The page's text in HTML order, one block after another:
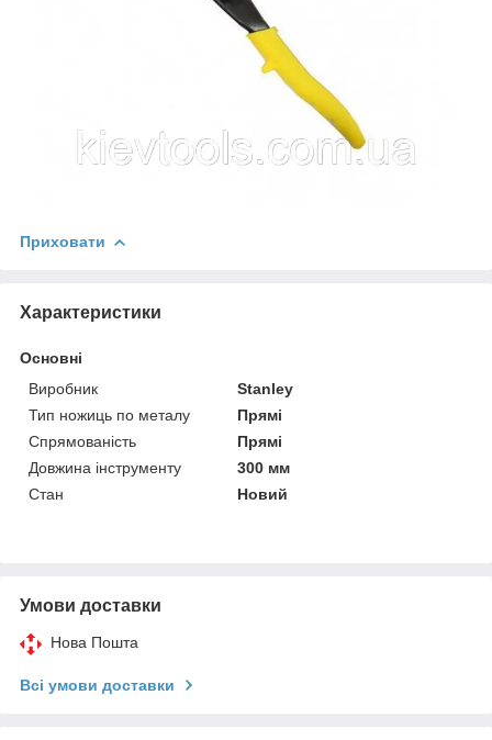
Приховати
Характеристики
Основні
Виробник
Stanley
Тип ножиць по металу
Прямі
Спрямованість
Прямі
Довжина інструменту
300 мм
Стан
Новий
Умови доставки
Нова Пошта
Всі умови доставки